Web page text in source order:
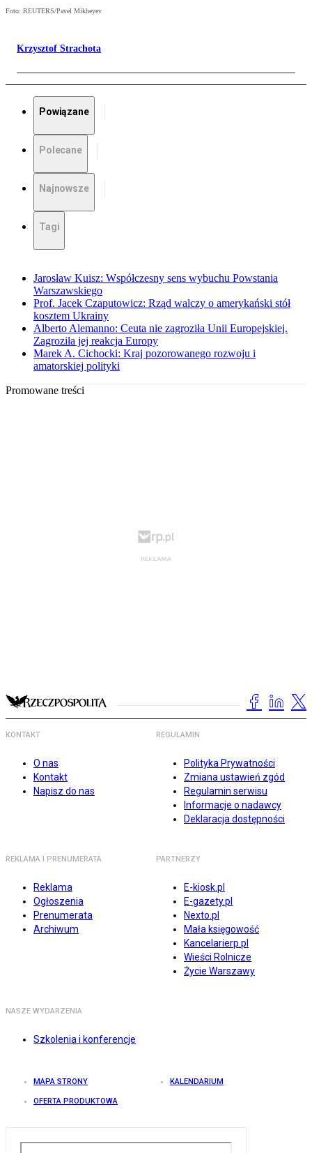
Foto: REUTERS/Pavel Mikheyev
Krzysztof Strachota
Powiązane
Polecane
Najnowsze
Tagi
Jarosław Kuisz: Współczesny sens wybuchu Powstania
Warszawskiego
Prof. Jacek Czaputowicz: Rząd walczy o amerykański stół
kosztem Ukrainy
Alberto Alemanno: Ceuta nie zagroziła Unii Europejskiej.
Zagroziła jej reakcja Europy
Marek A. Cichocki: Kraj pozorowanego rozwoju i
amatorskiej polityki
Promowane treści
KONTAKT
O nas
Kontakt
Napisz do nas
REGULAMIN
Polityka Prywatności
Zmiana ustawień zgód
Regulamin serwisu
Informacje o nadawcy
Deklaracja dostępności
REKLAMA I PRENUMERATA
Reklama
Ogłoszenia
Prenumerata
Archiwum
PARTNERZY
E-kiosk.pl
E-gazety.pl
Nexto.pl
Mała księgowość
Kancelarierp.pl
Wieści Rolnicze
Życie Warszawy
NASZE WYDARZENIA
Szkolenia i konferencje
MAPA STRONY KALENDARIUM
OFERTA PRODUKTOWA